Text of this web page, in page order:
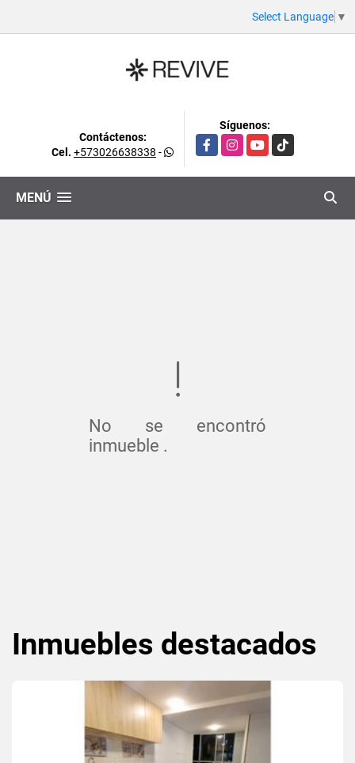
Select Language ▼
Contáctenos:
Cel. +573026638338 -
Síguenos:
FacebookInstagramYouTubeTikTok
MENÚ
No se encontró
inmueble .
Inmuebles destacados